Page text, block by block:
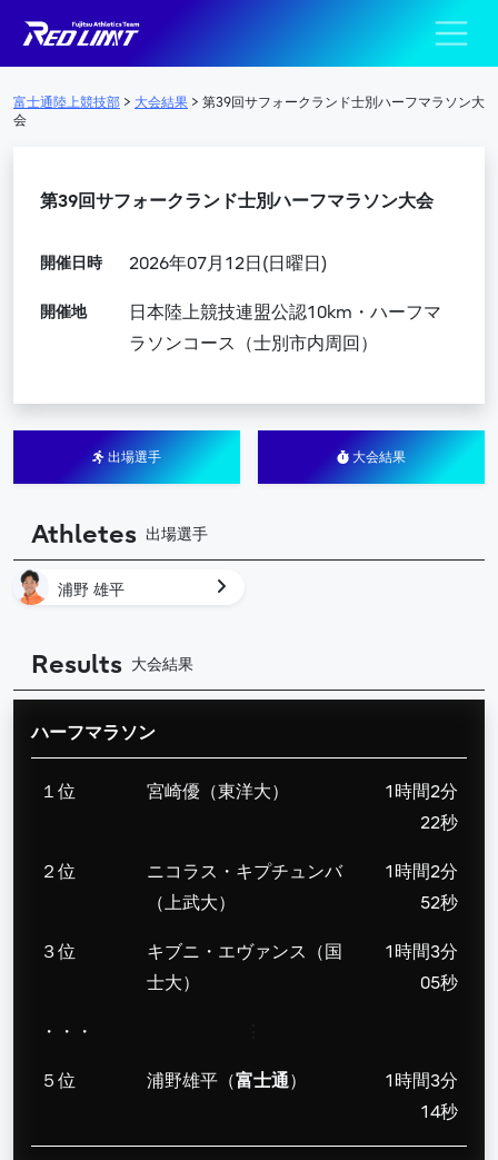
メインナビゲーション
陸上競技部 –
富士通陸上競技部 > 大会結果 > 第39回サフォークランド士別ハーフマラソン大
会
第39回サフォークランド士別ハーフマラソン大会
開催日時 2026年07月12日(日曜日)
開催地
日本陸上競技連盟公認10km・ハーフマ
ラソンコース（士別市内周回）
出場選手 大会結果
Athletes 出場選手
浦野 雄平
Results 大会結果
ハーフマラソン
１位 宮崎優（東洋大）
1時間2分
22秒
２位
ニコラス・キプチュンバ
（上武大）
1時間2分
52秒
３位
キブニ・エヴァンス（国
士大）
1時間3分
05秒
・・・
５位 浦野雄平（富士通）
1時間3分
14秒